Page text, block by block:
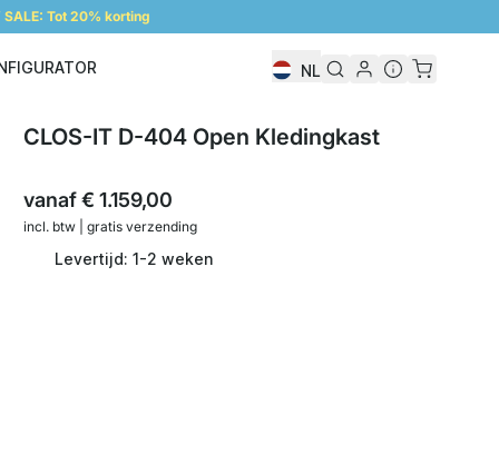
SALE: Tot 20% korting
NL
CLOS-IT D-404 Open Kledingkast
vanaf€ 1.159,00
incl. btw | gratis verzending
Levertijd: 1-2 weken